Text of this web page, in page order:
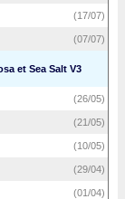
(17/07)
(07/07)
et Sea Salt V3
(26/05)
(21/05)
(10/05)
(29/04)
(01/04)